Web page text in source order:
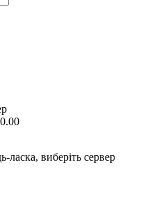
0.00
ласка, виберіть сервер